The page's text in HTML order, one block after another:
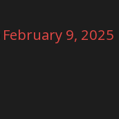
February 9, 2025